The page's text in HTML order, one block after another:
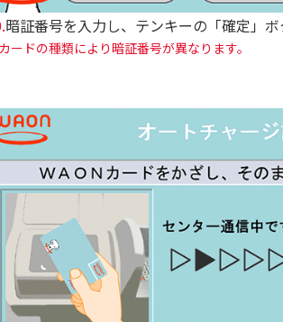
暗証番号を入力し、テンキーの「確定」
カードの種類により暗証番号が異なります。